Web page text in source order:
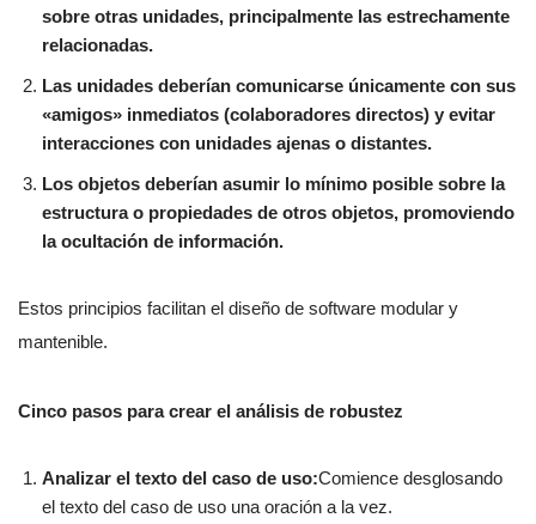
sobre otras unidades, principalmente las estrechamente
relacionadas.
Las unidades deberían comunicarse únicamente con sus
«amigos» inmediatos (colaboradores directos) y evitar
interacciones con unidades ajenas o distantes.
Los objetos deberían asumir lo mínimo posible sobre la
estructura o propiedades de otros objetos, promoviendo
la ocultación de información.
Estos principios facilitan el diseño de software modular y
mantenible.
Cinco pasos para crear el análisis de robustez
Analizar el texto del caso de uso:Comience desglosando
el texto del caso de uso una oración a la vez.